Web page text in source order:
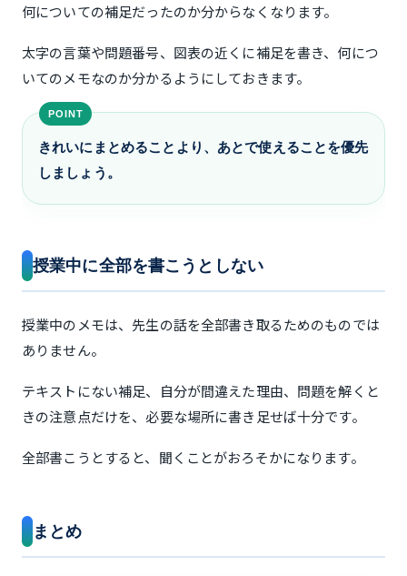
何についての補足だったのか分からなくなります。
太字の言葉や問題番号、図表の近くに補足を書き、何につ
いてのメモなのか分かるようにしておきます。
きれいにまとめることより、あとで使えることを優先
しましょう。
授業中に全部を書こうとしない
授業中のメモは、先生の話を全部書き取るためのものでは
ありません。
テキストにない補足、自分が間違えた理由、問題を解くと
きの注意点だけを、必要な場所に書き足せば十分です。
全部書こうとすると、聞くことがおろそかになります。
まとめ